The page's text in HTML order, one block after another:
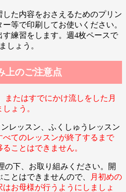
た内容をおさえるためのプリン
等で印刷してお使いください。
練習をします。週4枚ペースで
しょう。
上のご注意点
またはすでにかけ流しをした月
ょう。
レッスン、ふくしゅうレッスン
べてのレッスンが終了するまで
ことはできません。
の下、お取り組みください。開
とはできませんので、
月初めの
はお母様が行うようにしましょ